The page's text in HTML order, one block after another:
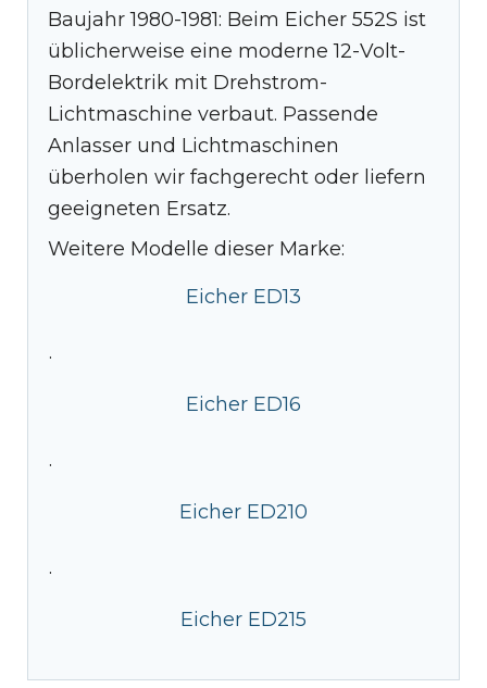
Baujahr 1980-1981: Beim Eicher 552S ist
üblicherweise eine moderne 12-Volt-
Bordelektrik mit Drehstrom-
Lichtmaschine verbaut. Passende
Anlasser und Lichtmaschinen
überholen wir fachgerecht oder liefern
geeigneten Ersatz.
Weitere Modelle dieser Marke:
Eicher ED13
·
Eicher ED16
·
Eicher ED210
·
Eicher ED215